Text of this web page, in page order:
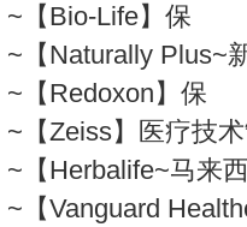
【Bio-Life】保
【Naturally Plus~
【Redoxon】保
【Zeiss】医疗技
【Herbalife~马来
【Vanguard